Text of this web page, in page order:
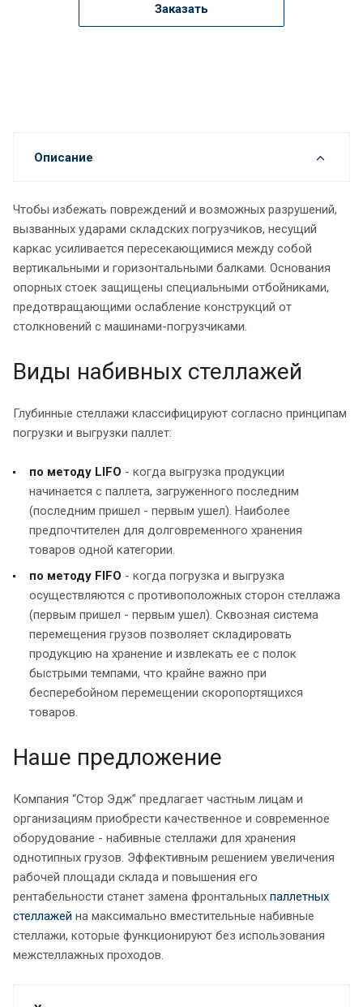
Заказать
Описание
Чтобы избежать повреждений и возможных разрушений,
вызванных ударами складских погрузчиков, несущий
каркас усиливается пересекающимися между собой
вертикальными и горизонтальными балками. Основания
опорных стоек защищены специальными отбойниками,
предотвращающими ослабление конструкций от
столкновений с машинами-погрузчиками.
Виды набивных стеллажей
Глубинные стеллажи классифицируют согласно принципам
погрузки и выгрузки паллет:
по методу LIFO - когда выгрузка продукции
начинается с паллета, загруженного последним
(последним пришел - первым ушел). Наиболее
предпочтителен для долговременного хранения
товаров одной категории.
по методу FIFO - когда погрузка и выгрузка
осуществляются с противоположных сторон стеллажа
(первым пришел - первым ушел). Сквозная система
перемещения грузов позволяет складировать
продукцию на хранение и извлекать ее с полок
быстрыми темпами, что крайне важно при
бесперебойном перемещении скоропортящихся
товаров.
Наше предложение
Компания “Стор Эдж” предлагает частным лицам и
организациям приобрести качественное и современное
оборудование - набивные стеллажи для хранения
однотипных грузов. Эффективным решением увеличения
рабочей площади склада и повышения его
рентабельности станет замена фронтальных паллетных
стеллажей на максимально вместительные набивные
стеллажи, которые функционируют без использования
межстеллажных проходов.